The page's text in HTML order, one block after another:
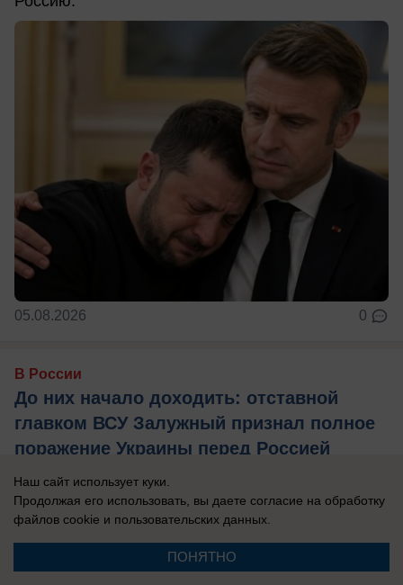
05.08.2026 0
В России
До них начало доходить: отставной
главком ВСУ Залужный признал полное
поражение Украины перед Россией
Российская армия нашла противодействие
практически всему вооружению НАТО, которые
использовал Киев в зоне боевых действий, ...
Наш сайт использует куки.
Продолжая его использовать, вы даете согласие на обработку
файлов cookie и пользовательских данных.
ПОНЯТНО